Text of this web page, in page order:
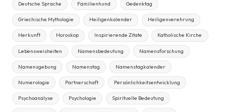
Deutsche Sprache Familienhund Gedenktag
Griechische Mythologie Heiligenkalender Heiligenverehrung
Herkunft Horoskop Inspirierende Zitate Katholische Kirche
Lebensweisheiten Namensbedeutung Namensforschung
Namensgebung Namenstag Namenstagkalender
Numerologie Partnerschaft Persönlichkeitsentwicklung
Psychoanalyse Psychologie Spirituelle Bedeutung